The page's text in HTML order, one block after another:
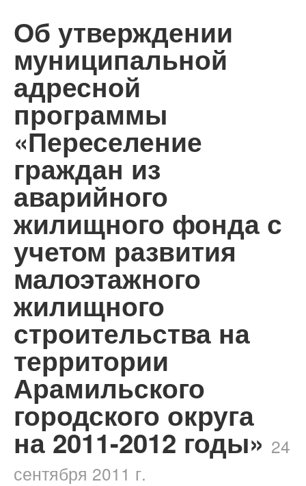
Об утверждении
муниципальной
адресной
программы
«Переселение
граждан из
аварийного
жилищного фонда с
учетом развития
малоэтажного
жилищного
строительства на
территории
Арамильского
городского округа
на 2011-2012 годы» 24
сентября 2011 г.